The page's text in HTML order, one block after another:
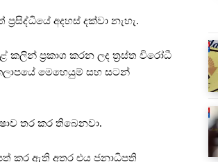
අදහස් දක්වා නැහැ.
කලින් ප්‍රකාශ කරන ලද ත්‍රස්ත විරෝධී
මෙහෙයුම් සහ සටන්
තර කර තිබෙනවා.
පත් කර ඇති අතර එය ජනාධිපති